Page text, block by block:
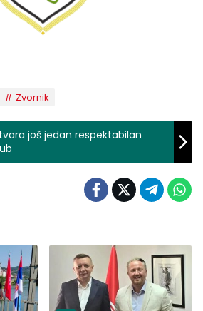
Zvornik
još jedan respektabilan